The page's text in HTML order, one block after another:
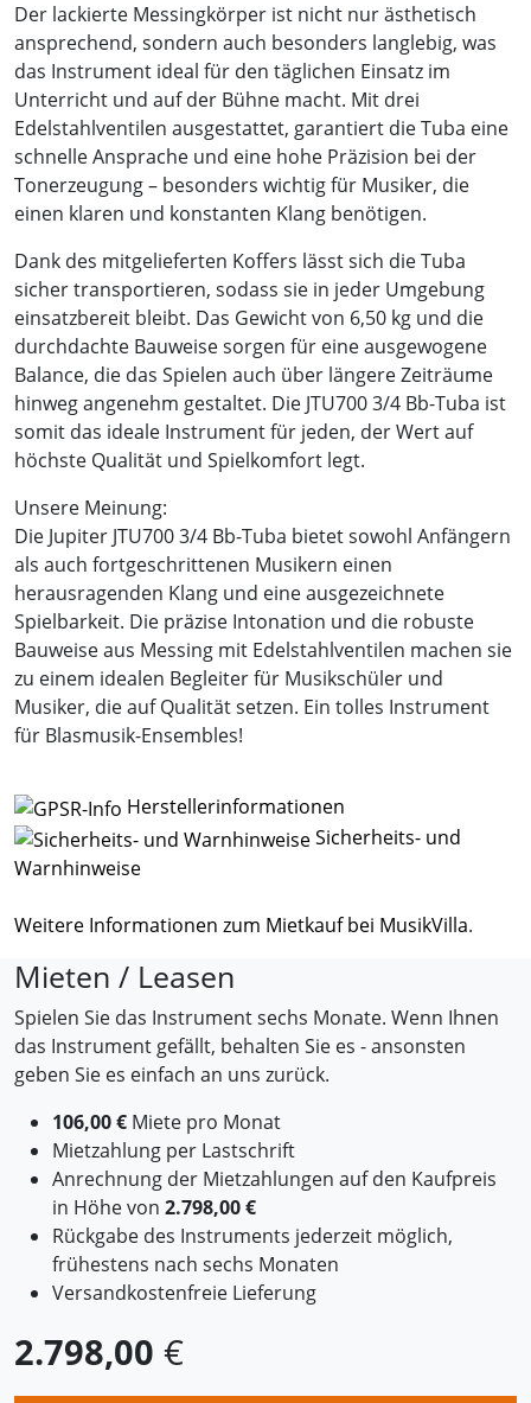
Der lackierte Messingkörper ist nicht nur ästhetisch
ansprechend, sondern auch besonders langlebig, was
das Instrument ideal für den täglichen Einsatz im
Unterricht und auf der Bühne macht. Mit drei
Edelstahlventilen ausgestattet, garantiert die Tuba eine
schnelle Ansprache und eine hohe Präzision bei der
Tonerzeugung – besonders wichtig für Musiker, die
einen klaren und konstanten Klang benötigen.
Dank des mitgelieferten Koffers lässt sich die Tuba
sicher transportieren, sodass sie in jeder Umgebung
einsatzbereit bleibt. Das Gewicht von 6,50 kg und die
durchdachte Bauweise sorgen für eine ausgewogene
Balance, die das Spielen auch über längere Zeiträume
hinweg angenehm gestaltet. Die JTU700 3/4 Bb-Tuba ist
somit das ideale Instrument für jeden, der Wert auf
höchste Qualität und Spielkomfort legt.
Unsere Meinung:
Die Jupiter JTU700 3/4 Bb-Tuba bietet sowohl Anfängern
als auch fortgeschrittenen Musikern einen
herausragenden Klang und eine ausgezeichnete
Spielbarkeit. Die präzise Intonation und die robuste
Bauweise aus Messing mit Edelstahlventilen machen sie
zu einem idealen Begleiter für Musikschüler und
Musiker, die auf Qualität setzen. Ein tolles Instrument
für Blasmusik-Ensembles!
Herstellerinformationen
Sicherheits- und
Warnhinweise
Weitere Informationen zum Mietkauf bei MusikVilla.
Mieten / Leasen
Spielen Sie das Instrument sechs Monate. Wenn Ihnen
das Instrument gefällt, behalten Sie es - ansonsten
geben Sie es einfach an uns zurück.
106,00 € Miete pro Monat
Mietzahlung per Lastschrift
Anrechnung der Mietzahlungen auf den Kaufpreis
in Höhe von 2.798,00 €
Rückgabe des Instruments jederzeit möglich,
frühestens nach sechs Monaten
Versandkostenfreie Lieferung
2.798,00 €